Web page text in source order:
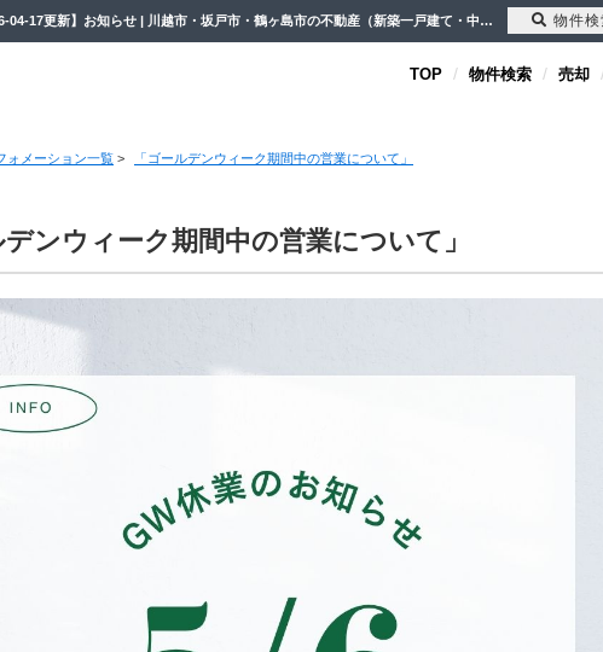
「ゴールデンウィーク期間中の営業について」【2026-04-17更新】お知らせ | 川越市・坂戸市・鶴ヶ島市の不動産（新築一戸建て・中古戸建・土地・中古マンション）不動産売却はセンチュリー21クレド
TOP 物件検索 売却
ォメーション一覧 > 「ゴールデンウィーク期間中の営業について」
デンウィーク期間中の営業について」
物件検